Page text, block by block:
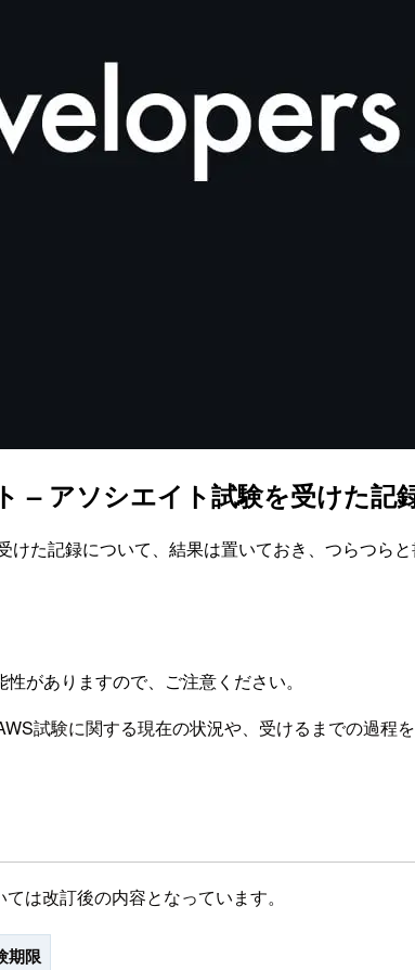
– アソシエイト試験を受けた記
た記録について、結果は置いておき、つらつらと
がありますので、ご注意ください。
試験に関する現在の状況や、受けるまでの過程を
は改訂後の内容となっています。
期限